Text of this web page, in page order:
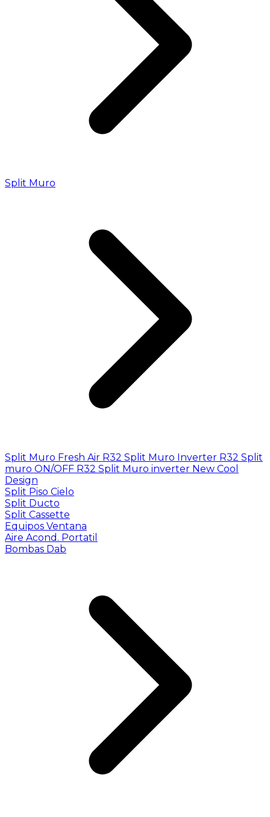
Split Muro
Split Muro Fresh Air R32 Split Muro Inverter R32 Split
muro ON/OFF R32 Split Muro inverter New Cool
Design
Split Piso Cielo
Split Ducto
Split Cassette
Equipos Ventana
Aire Acond. Portatil
Bombas Dab